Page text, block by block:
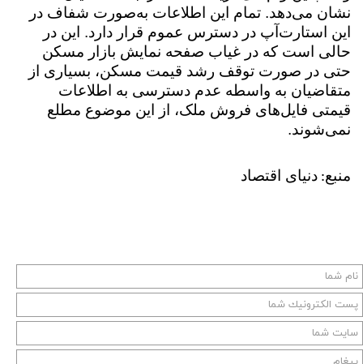
نشان می‌دهد. تمام این اطلاعات به‌صورت شفاف در
این استارت‌آپ در دسترس عموم قرار دارد. این در
حالی است که در غیاب صفحه نمایش بازار مسکن
حتی در صورت توقف رشد قیمت مسکن، بسیاری از
متقاضیان به واسطه عدم دسترسی به اطلاعات
قیمتی فایل‌های فروش ملک، از این موضوع مطلع
نمی‌شوند.
منبع: دنیای اقتصاد